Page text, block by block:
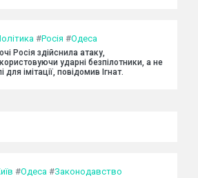
#Росія #Одеса
Росія здійснила атаку,
ударні безпілотники, а не
для імітації, повідомив Ігнат.
#Одеса #Законодавство